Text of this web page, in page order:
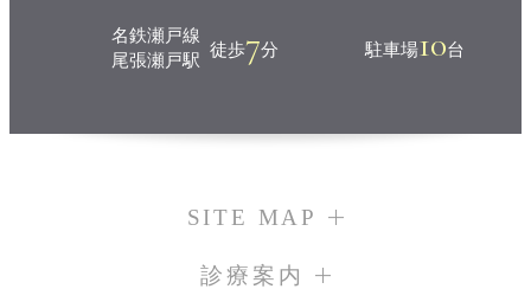
名鉄瀬戸線
尾張瀬戸駅 徒歩7分 駐車場10台
SITE MAP
診療案内